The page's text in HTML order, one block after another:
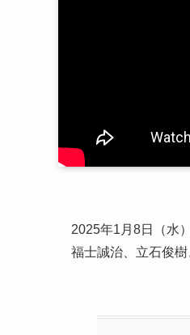
2025年1月8日（水
福士誠治、立石俊樹